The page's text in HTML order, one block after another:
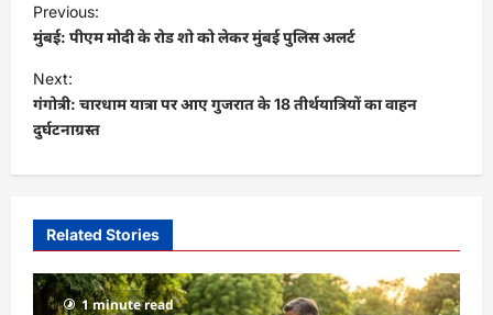
o
s
t
n
a
g
Previous:
मुंबई: पीएम मोदी के रोड शो को लेकर मुंबई पुलिस अलर्ट
Next:
गंगोत्री: चारधाम यात्रा पर आए गुजरात के 18 तीर्थयात्रियों का वाहन
दुर्घटनाग्रस्त
Related Stories
1 minute read